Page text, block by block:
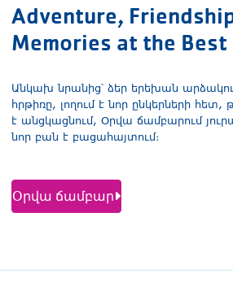
Adventure,
Memories at the Best
Անկախ նրանից՝ ձեր երեխան
հրթիռը, լողում է նոր ընկերների հետ,
է անցկացնում, Օրվա ճամբարում
նոր բան է բացահայտում։
Օրվա ճամբար